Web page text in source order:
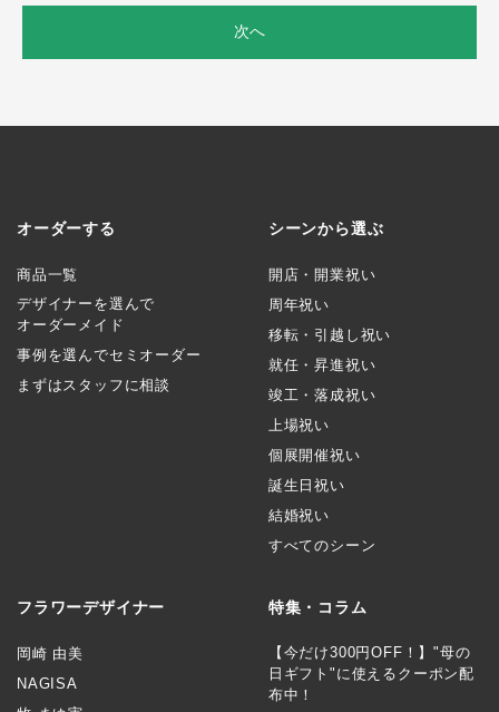
次へ
オーダーする
商品一覧
デザイナーを選んで
オーダーメイド
事例を選んでセミオーダー
まずはスタッフに相談
シーンから選ぶ
開店・開業祝い
周年祝い
移転・引越し祝い
就任・昇進祝い
竣工・落成祝い
上場祝い
個展開催祝い
誕生日祝い
結婚祝い
すべてのシーン
フラワーデザイナー
岡崎 由美
NAGISA
特集・コラム
【今だけ300円OFF！】"母の
日ギフト"に使えるクーポン配
布中！